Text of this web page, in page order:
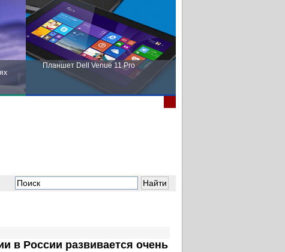
Планшет Dell Venue 11 Pro
в России развивается очень